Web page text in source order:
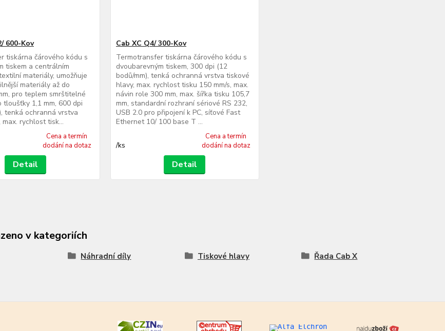
600-Kov
tiskárna čárového kódu s
tiskem a centrálním
materiály, umožňuje
materiály až do
pro teplem smrštitelné
tloušťky 1,1 mm, 600 dpi
tenká ochranná vrstva
rychlost tisk...
Cena a termín
dodání na dotaz
Detail
Cab XC Q4/ 300-Kov
Termotransfer tiskárna čárového kódu s
dvoubarevným tiskem, 300 dpi (12
bodů/mm), tenká ochranná vrstva tiskové
hlavy, max. rychlost tisku 150 mm/s, max.
návin role 300 mm, max. šířka tisku 105,7
mm, standardní rozhraní sériové RS 232,
USB 2.0 pro připojení k PC, síťové Fast
Ethernet 10/ 100 base T ...
/ks
Cena a termín
dodání na dotaz
Detail
v kategoriích
Náhradní díly Tiskové hlavy Řada Cab X